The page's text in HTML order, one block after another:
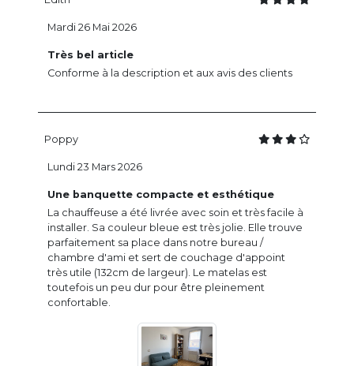
Très bel article
Conforme à la description et aux avis des clients
Mardi 26 Mai 2026
Poppy
Une banquette compacte et esthétique
La chauffeuse a été livrée avec soin et très facile à
installer. Sa couleur bleue est très jolie. Elle trouve
parfaitement sa place dans notre bureau /
chambre d'ami et sert de couchage d'appoint
très utile (132cm de largeur). Le matelas est
toutefois un peu dur pour être pleinement
confortable.
Lundi 23 Mars 2026